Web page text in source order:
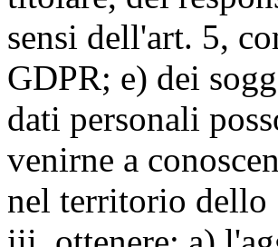
sensi dell'art. 5,
GDPR; e) dei
dati personali
venirne a
nel territorio dello